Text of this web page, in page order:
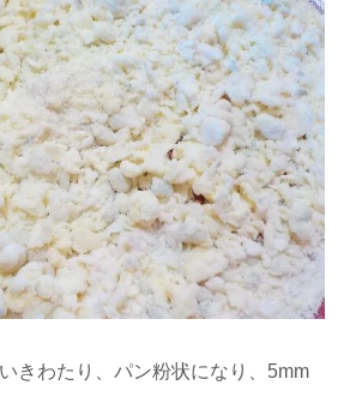
きわたり、パン粉状になり、5mm